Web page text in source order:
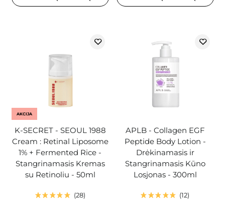
AKCIJA
K-SECRET - SEOUL 1988
Cream : Retinal Liposome
1% + Fermented Rice -
Stangrinamasis Kremas
su Retinoliu - 50ml
28
APLB - Collagen EGF
Peptide Body Lotion -
Drėkinamasis ir
Stangrinamasis Kūno
Losjonas - 300ml
12